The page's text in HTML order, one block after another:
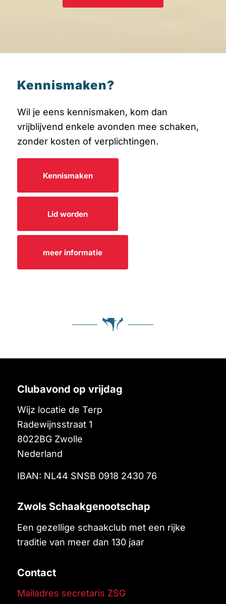
Kennismaken?
Wil je eens kennismaken, kom dan
vrijblijvend enkele avonden mee schaken,
zonder kosten of verplichtingen.
Kennismaken
Lid worden
meer informatie
Clubavond op vrijdag
Wijz locatie de Terp
Radewijnsstraat 1
8022BG Zwolle
Nederland
IBAN: NL44 SNSB 0918 2430 76
Zwols Schaakgenootschap
Een gezellige schaakclub met een rijke
traditie van meer dan 130 jaar
Contact
Mailadres secretaris ZSG